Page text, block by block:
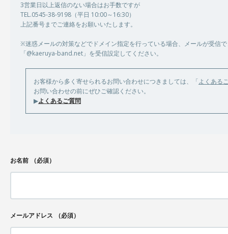
3営業日以上返信のない場合はお手数ですが
TEL.0545-38-9198（平日 10:00～16:30）
上記番号までご連絡をお願いいたします。
※迷惑メールの対策などでドメイン指定を行っている場合、メールが受信
「@kaeruya-band.net」を受信設定してください。
お客様から多く寄せられるお問い合わせにつきましては、「よくある
お問い合わせの前にぜひご確認ください。
▶よくあるご質問
お名前 （必須）
メールアドレス （必須）